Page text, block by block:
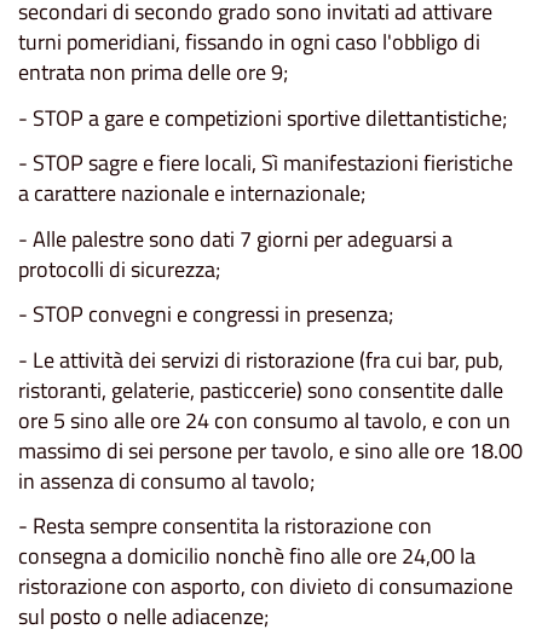
secondari di secondo grado sono invitati ad attivare
turni pomeridiani, fissando in ogni caso l'obbligo di
entrata non prima delle ore 9;
- STOP a gare e competizioni sportive dilettantistiche;
- STOP sagre e fiere locali, Sì manifestazioni fieristiche
a carattere nazionale e internazionale;
- Alle palestre sono dati 7 giorni per adeguarsi a
protocolli di sicurezza;
- STOP convegni e congressi in presenza;
- Le attività dei servizi di ristorazione (fra cui bar, pub,
ristoranti, gelaterie, pasticcerie) sono consentite dalle
ore 5 sino alle ore 24 con consumo al tavolo, e con un
massimo di sei persone per tavolo, e sino alle ore 18.00
in assenza di consumo al tavolo;
- Resta sempre consentita la ristorazione con
consegna a domicilio nonchè fino alle ore 24,00 la
ristorazione con asporto, con divieto di consumazione
sul posto o nelle adiacenze;